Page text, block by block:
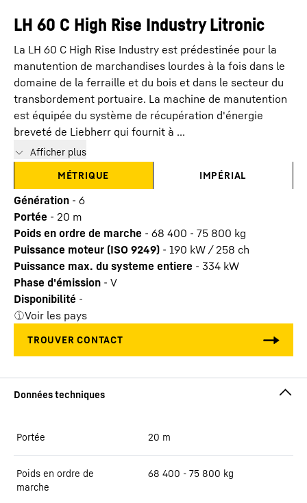
LH 60 C High Rise Industry Litronic
La LH 60 C High Rise Industry est prédestinée pour la
manutention de marchandises lourdes à la fois dans le
domaine de la ferraille et du bois et dans le secteur du
transbordement portuaire. La machine de manutention
est équipée du système de récupération d'énergie
breveté de Liebherr qui fournit à ...
Afficher plus
MÉTRIQUE
IMPÉRIAL
Génération - 6
Portée - 20 m
Poids en ordre de marche - 68 400 - 75 800 kg
Puissance moteur (ISO 9249) - 190 kW / 258 ch
Puissance max. du systeme entiere - 334 kW
Phase d'émission - V
Disponibilité -
Voir les pays
Portée 20 m
Poids en ordre de
marche
68 400 - 75 800 kg